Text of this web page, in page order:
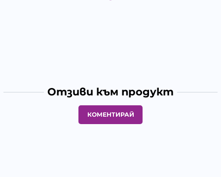
Отзиви към продукт
КОМЕНТИРАЙ